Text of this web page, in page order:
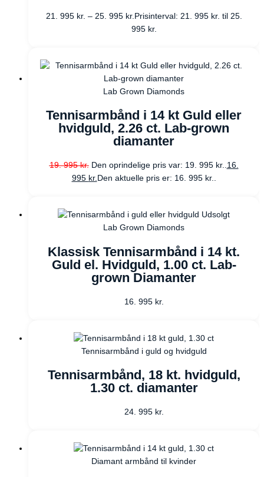
21. 995 kr. – 25. 995 kr. Prisinterval: 21. 995 kr. til 25.
995 kr.
Lab Grown Diamonds
Tennisarmbånd i 14 kt Guld eller
hvidguld, 2.26 ct. Lab-grown
diamanter
19. 995kr. Den oprindelige pris var: 19. 995 kr..16.
995 kr. Den aktuelle pris er: 16. 995 kr..
Udsolgt
Lab Grown Diamonds
Klassisk Tennisarmbånd i 14 kt.
Guld el. Hvidguld, 1.00 ct. Lab-
grown Diamanter
16. 995 kr.
Tennisarmbånd i guld og hvidguld
Tennisarmbånd, 18 kt. hvidguld,
1.30 ct. diamanter
24. 995 kr.
Diamant armbånd til kvinder